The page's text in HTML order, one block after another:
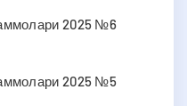
2025 №6
2025 №5